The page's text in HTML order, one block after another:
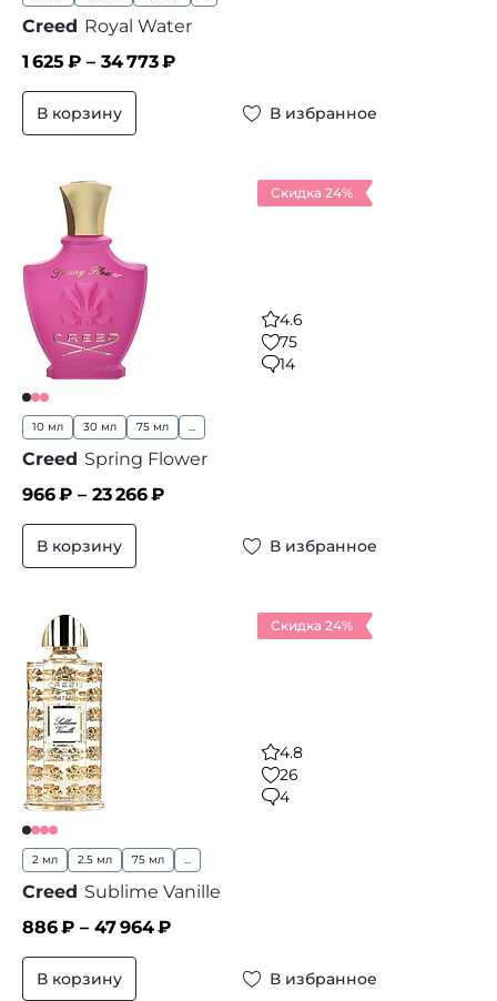
Creed Royal Water
1 625 ₽ – 34 773₽
В корзину В избранное
Скидка 24%
4.6
75
14
10 мл 30 мл 75 мл ...
Creed Spring Flower
966₽ – 23 266₽
В корзину В избранное
Скидка 24%
4.8
26
4
2 мл 2.5 мл 75 мл ...
Creed Sublime Vanille
886₽ – 47 964₽
В корзину В избранное